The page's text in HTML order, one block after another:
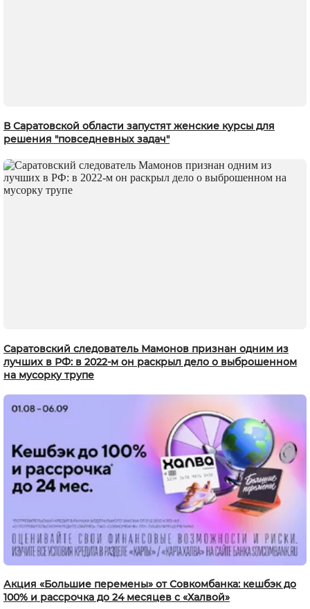
В Саратовской области запустят женские курсы для
решения "повседневных задач"
Саратовский следователь Мамонов признан одним из
лучших в РФ: в 2022-м он раскрыл дело о выброшенном
на мусорку трупе
Акция «Большие перемены» от Совкомбанка: кешбэк до
100% и рассрочка до 24 месяцев с «Халвой»